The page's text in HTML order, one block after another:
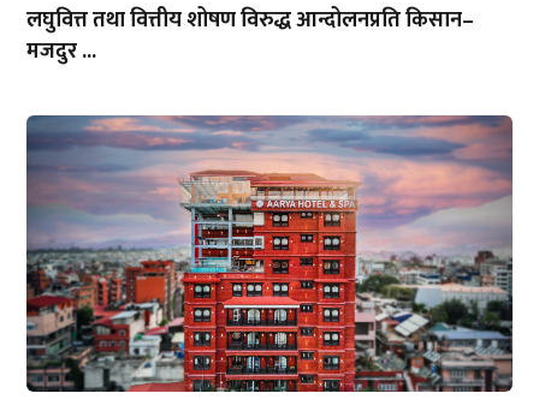
लघुवित्त तथा वित्तीय शोषण विरुद्ध आन्दोलनप्रति किसान–
मजदुर ...